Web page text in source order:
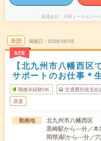
派遣会社 日研トータルソ
未読
NEW
掲載日 2026/08/05
【北九州市八幡西区
サポートのお仕事＊
職種未経験OK 交通費別途支給
派遣
勤務地
北九州市八幡西区
黒崎駅から---分／
岡県)駅から---分／